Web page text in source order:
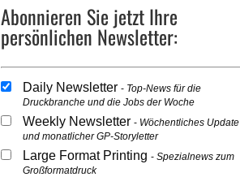
Abonnieren Sie jetzt Ihre
persönlichen Newsletter:
Daily Newsletter Top-News für die
Druckbranche und die Jobs der Woche
Weekly Newsletter Wöchentliches Update
und monatlicher GP-Storyletter
Large Format Printing Spezialnews zum
Großformatdruck